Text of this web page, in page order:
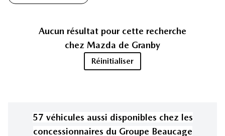
Aucun résultat pour cette recherche
chez Mazda de Granby
Réinitialiser
57 véhicules aussi disponibles chez les
concessionnaires du Groupe Beaucage